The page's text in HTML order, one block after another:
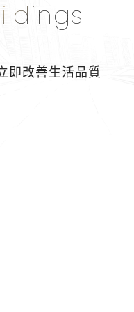
即改善生活品質